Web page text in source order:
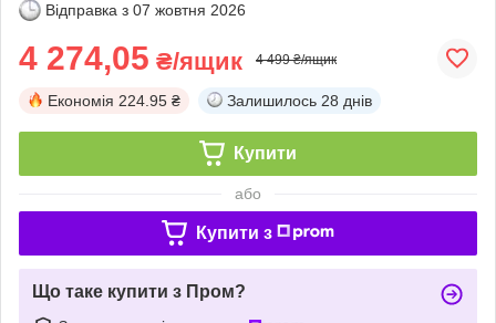
Відправка з 07 жовтня 2026
4 274,05 ₴/ящик 4 499 ₴/ящик
Економія 224.95 ₴ Залишилось 28 днів
Купити
або
Купити з
Що таке купити з Пром?